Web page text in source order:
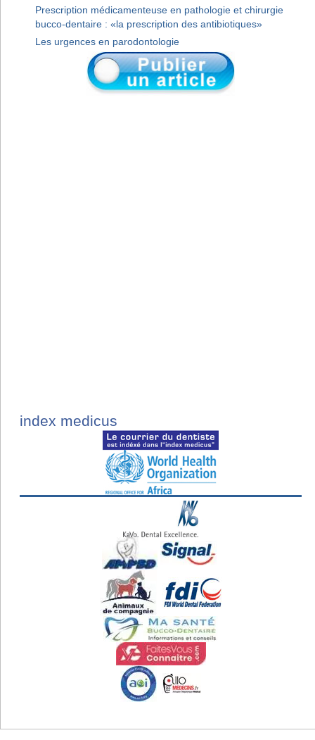
Prescription médicamenteuse en pathologie et chirurgie
bucco-dentaire : «la prescription des antibiotiques»
Les urgences en parodontologie
index medicus